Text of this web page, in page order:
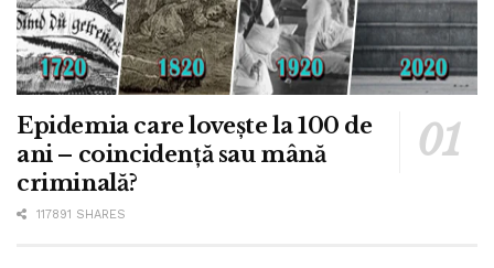
Epidemia care lovește la 100 de
ani – coincidență sau mână
criminală?
117891 SHARES